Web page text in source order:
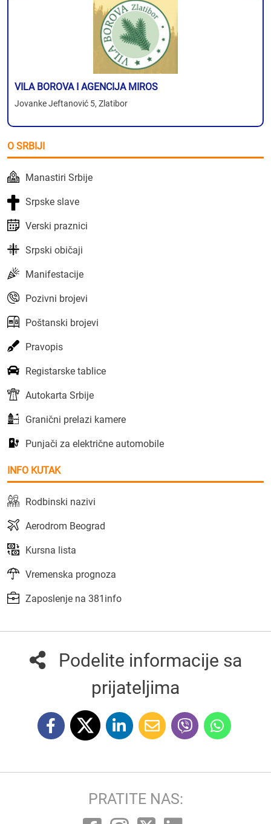
VILA BOROVA I AGENCIJA MIROS
Jovanke Jeftanović 5, Zlatibor
O SRBIJI
Manastiri Srbije
Srpske slave
Verski praznici
Srpski običaji
Manifestacije
Pozivni brojevi
Poštanski brojevi
Pravopis
Registarske tablice
Autokarta Srbije
Granični prelazi kamere
Punjači za električne automobile
INFO KUTAK
Rodbinski nazivi
Aerodrom Beograd
Kursna lista
Vremenska prognoza
Zaposlenje na 381info
Podelite informacije sa
prijateljima
PRATITE NAS: